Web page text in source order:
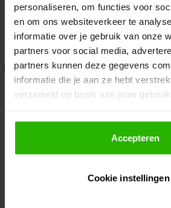
personaliseren, om functies voor
en om ons websiteverkeer te
informatie over je gebruik van onze
partners voor social media,
partners kunnen deze gegevens
informatie die je aan ze hebt
verzameld op basis van jouw
Als je op "Accepteer" klikt, dan geef
toestemming om cookies voor social
gepersonaliseerde advertenties te
Lees hier meer over in ons
Accepteren
Cookie instellingen
Application error: a client-side
loadingwww.voordeeluitjes.nl (see the
information).